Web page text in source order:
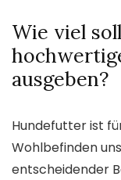
Wie viel
ausgeben?
Hundefutter ist
Wohlbefinden
entscheidender